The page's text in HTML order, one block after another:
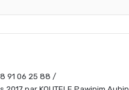
91 06 25 88 /